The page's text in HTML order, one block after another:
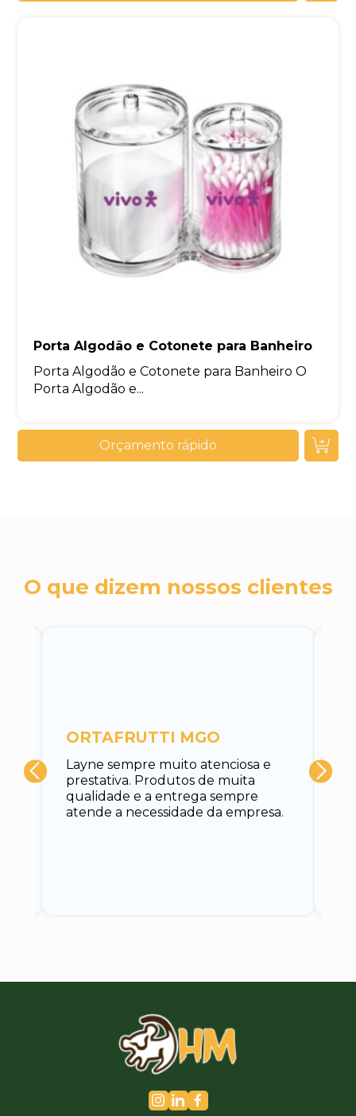
Porta Algodão e Cotonete para Banheiro
Porta Algodão e Cotonete para Banheiro O
Porta Algodão e...
Orçamento rápido
O que dizem nossos clientes
Layne sempre muito atenciosa e
prestativa. Produtos de muita
qualidade e a entrega sempre
atende a necessidade da empresa.
ORTAFRUTTI MGO